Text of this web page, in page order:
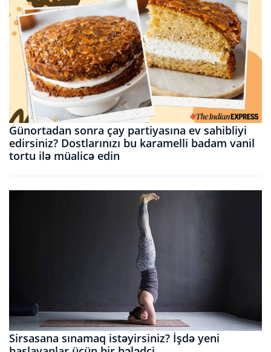
Günortadan sonra çay partiyasına ev sahibliyi
edirsiniz? Dostlarınızı bu karamelli badam vanil
tortu ilə müalicə edin
Sirsasana sınamaq istəyirsiniz? İşdə yeni